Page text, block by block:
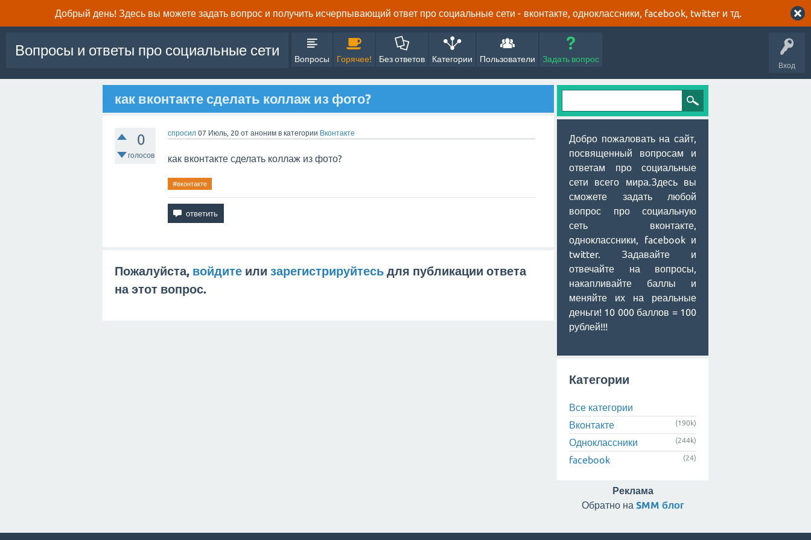
Добрый день! Здесь вы можете задать вопрос и получить исчерпывающий ответ про социальные сети - вконтакте, одноклассники, facebook, twitter и тд.
Вход
Вопросы и ответы про социальные сети
Вопросы Горячее! Без ответов Категории Пользователи Задать вопрос
как вконтакте сделать коллаж из фото?
0
голосов
спросил 07 Июль, 20 от аноним в категории Вконтакте
как вконтакте сделать коллаж из фото?
#вконтакте
Пожалуйста, войдите или зарегистрируйтесь для публикации ответа
на этот вопрос.
Добро пожаловать на сайт,
посвященный вопросам и
ответам про социальные
сети всего мира.Здесь вы
сможете задать любой
вопрос про социальную
сеть вконтакте,
одноклассники, facebook и
twitter. Задавайте и
отвечайте на вопросы,
накапливайте баллы и
меняйте их на реальные
деньги! 10 000 баллов = 100
рублей!!!
Категории
Все категории
Вконтакте
(190k)
Одноклассники (244k)
facebook (24)
Реклама
Обратно на SMM блог